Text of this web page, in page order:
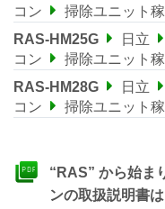
コン
掃除ユニット
RAS-HM25G
日立
コン
掃除ユニット
RAS-HM28G
日立
コン
掃除ユニット
“RAS” から始ま
ンの取扱説明書